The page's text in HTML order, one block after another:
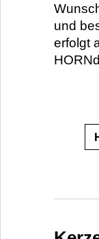
und
erfolgt